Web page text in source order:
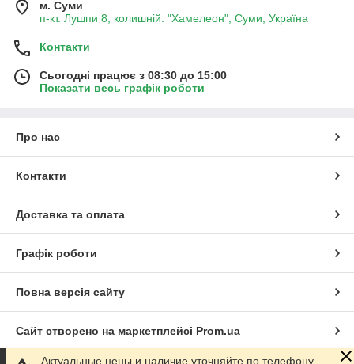
м. Суми
п-кт. Лушпи 8, колишній. "Хамелеон", Суми, Україна
Контакти
Сьогодні працює з 08:30 до 15:00
Показати весь графік роботи
Про нас
Контакти
Доставка та оплата
Графік роботи
Повна версія сайту
Сайт створено на маркетплейсі Prom.ua
Актуальные цены и наличие уточняйте по телефону.